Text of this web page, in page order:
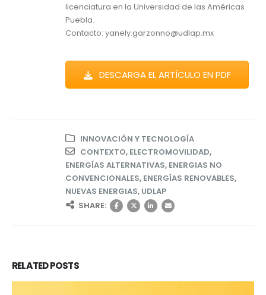
licenciatura en la Universidad de las Américas
Puebla.
Contacto: yanely.garzonno@udlap.mx
DESCARGA EL ARTÍCULO EN PDF
INNOVACIÓN Y TECNOLOGÍA
CONTEXTO, ELECTROMOVILIDAD,
ENERGÍAS ALTERNATIVAS, ENERGIAS NO
CONVENCIONALES, ENERGÍAS RENOVABLES,
NUEVAS ENERGIAS, UDLAP
SHARE:
RELATEDPOSTS